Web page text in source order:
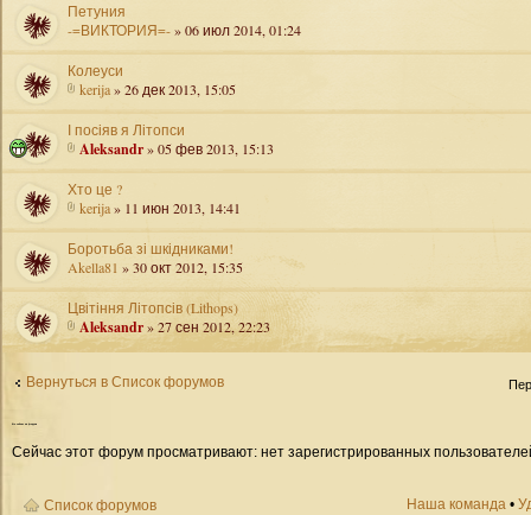
Петуния
-=ВИКТОРИЯ=-» 06 июл 2014, 01:24
Колеуси
kerija» 26 дек 2013, 15:05
І посіяв я Літопси
Aleksandr» 05 фев 2013, 15:13
Хто це ?
kerija» 11 июн 2013, 14:41
Боротьба зі шкідниками!
Akella81 » 30 окт 2012, 15:35
Цвітіння Літопсів (Lithops)
Aleksandr» 27 сен 2012, 22:23
Вернуться в Список форумов
Кто сейчас на форуме
Сейчас этот форум просматривают: нет зарегистрированных
Список форумов Наша команда •